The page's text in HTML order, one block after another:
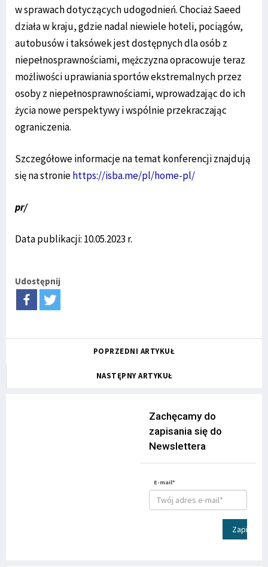
w sprawach dotyczących udogodnień. Chociaż Saeed
działa w kraju, gdzie nadal niewiele hoteli, pociągów,
autobusów i taksówek jest dostępnych dla osób z
niepełnosprawnościami, mężczyzna opracowuje teraz
możliwości uprawiania sportów ekstremalnych przez
osoby z niepełnosprawnościami, wprowadzając do ich
życia nowe perspektywy i wspólnie przekraczając
ograniczenia.
Szczegółowe informacje na temat konferencji znajdują
się na stroniehttps://isba.me/pl/home-pl/
pr/
Data publikacji: 10.05.2023 r.
Udostępnij
POPRZEDNI ARTYKUŁ
NASTĘPNY ARTYKUŁ
Zachęcamy do
zapisania się do
Newslettera
E-mail*
Zapisz